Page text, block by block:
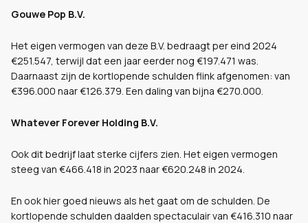
Gouwe Pop B.V.
Het eigen vermogen van deze B.V. bedraagt per eind 2024
€251.547, terwijl dat een jaar eerder nog €197.471 was.
Daarnaast zijn de kortlopende schulden flink afgenomen: van
€396.000 naar €126.379. Een daling van bijna €270.000.
Whatever Forever Holding B.V.
Ook dit bedrijf laat sterke cijfers zien. Het eigen vermogen
steeg van €466.418 in 2023 naar €620.248 in 2024.
En ook hier goed nieuws als het gaat om de schulden. De
kortlopende schulden daalden spectaculair van €416.310 naar